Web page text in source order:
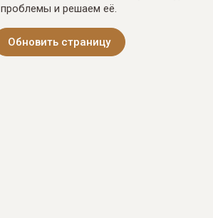
проблемы и решаем её.
Обновить страницу